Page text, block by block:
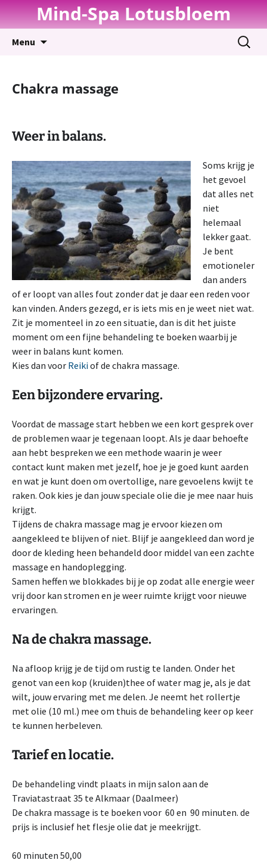
Mind-Spa Lotusbloem
Menu
Zoeken
naar:
Chakra massage
Weer in balans.
Soms krijg je
het gevoel
dat alles net
niet
helemaal
lekker gaat.
Je bent
emotioneler
dan anders
of er loopt van alles fout zonder dat je daar een reden voor
kan vinden. Anders gezegd, er is iets mis en je weet niet wat.
Zit je momenteel in zo een situatie, dan is dit het juiste
moment om een fijne behandeling te boeken waarbij je
weer in balans kunt komen.
Kies dan voor Reikiof de chakra massage.
Een bijzondere ervaring.
Voordat de massage start hebben we een kort gesprek over
de problemen waar je tegenaan loopt. Als je daar behoefte
aan hebt bespreken we een methode waarin je weer
contact kunt maken met jezelf, hoe je je goed kunt aarden
en wat je kunt doen om overtollige, nare gevoelens kwijt te
raken. Ook kies je dan jouw speciale olie die je mee naar huis
krijgt.
Tijdens de chakra massage mag je ervoor kiezen om
aangekleed te blijven of niet. Blijf je aangekleed dan word je
door de kleding heen behandeld door middel van een zachte
massage en handoplegging.
Samen heffen we blokkades bij je op zodat alle energie weer
vrij door kan stromen en je weer ruimte krijgt voor nieuwe
ervaringen.
Na de chakra massage.
Na afloop krijg je de tijd om rustig te landen. Onder het
genot van een kop (kruiden)thee of water mag je, als je dat
wilt, jouw ervaring met me delen. Je neemt het rollertje
met olie (10 ml.) mee om thuis de behandeling keer op keer
te kunnen herbeleven.
Tarief en locatie.
De behandeling vindt plaats in mijn salon aan de
Traviatastraat 35 te Alkmaar (Daalmeer)
De chakra massage is te boeken voor 60 en 90 minuten. de
prijs is inclusief het flesje olie dat je meekrijgt.
60 minuten 50,00